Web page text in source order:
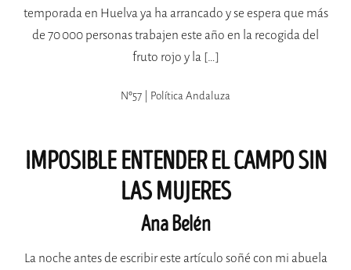
temporada en Huelva ya ha arrancado y se espera que más
de 70 000 personas trabajen este año en la recogida del
fruto rojo y la […]
Nº57 | Política Andaluza
IMPOSIBLE ENTENDER EL CAMPO SIN
LAS MUJERES
Ana Belén
La noche antes de escribir este artículo soñé con mi abuela